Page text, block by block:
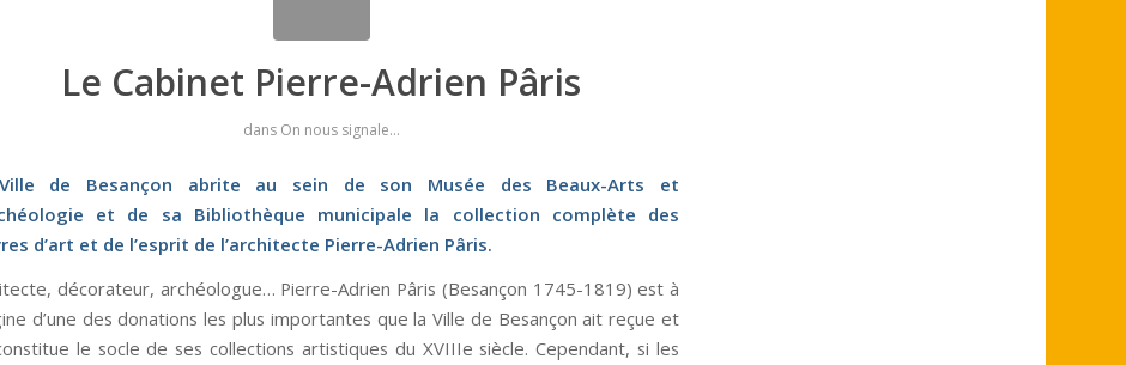
Le Cabinet Pierre-Adrien Pâris
dans On nous signale...
de Besançon abrite au sein de son Musée des Beaux-Arts et
et de sa Bibliothèque municipale la collection complète des
d’art et de l’esprit de l’architecte Pierre-Adrien Pâris.
décorateur, archéologue… Pierre-Adrien Pâris (Besançon 1745-1819) est à
d’une des donations les plus importantes que la Ville de Besançon ait reçue et
le socle de ses collections artistiques du XVIIIe siècle. Cependant, si les